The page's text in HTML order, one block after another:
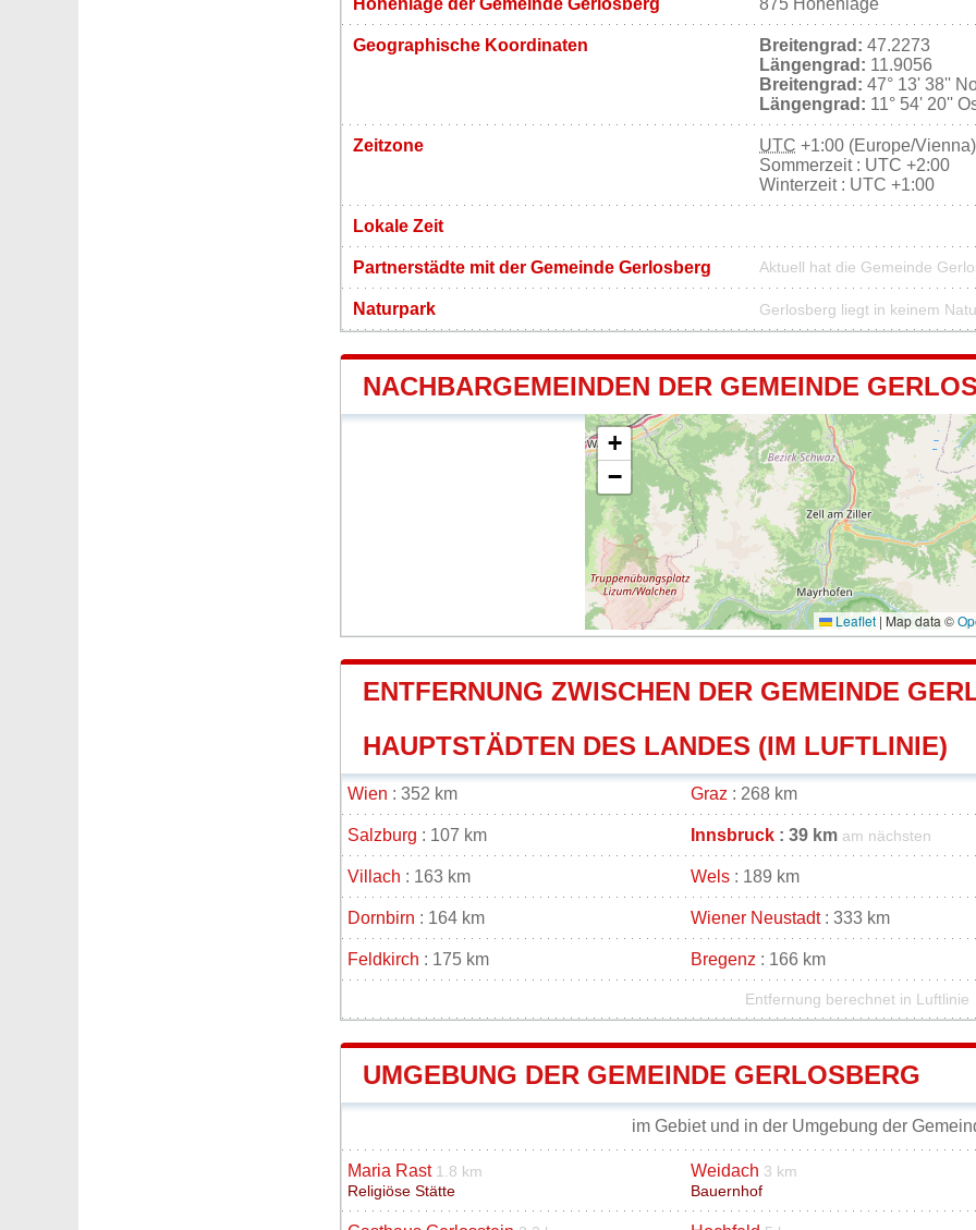
Höhenlage der Gemeinde Gerlosberg 875 Höhenlage
Geographische Koordinaten Breitengrad: 47.2273
Längengrad: 11.9056
Breitengrad: 47° 13' 38''
Längengrad: 11° 54' 20''
Zeitzone UTC +1:00 (Europe/Vienna)
Sommerzeit : UTC +2:00
Winterzeit : UTC +1:00
Lokale Zeit
Partnerstädte mit der Gemeinde Gerlosberg Aktuell hat die Gemeinde
Naturpark Gerlosberg liegt in keinem
NACHBARGEMEINDEN DER GEMEINDE
+
−
Leaflet | Map data ©
ENTFERNUNG ZWISCHEN DER GEMEINDE
HAUPTSTÄDTEN DES LANDES (IM LUFTLINIE)
Wien : 352 km Graz : 268 km
Salzburg : 107 km Innsbruck : 39 km am nächsten
Villach : 163 km Wels : 189 km
Dornbirn : 164 km Wiener Neustadt: 333 km
Feldkirch : 175 km Bregenz : 166 km
Entfernung berechnet in Luftlinie
UMGEBUNG DER GEMEINDE GERLOSBERG
im Gebiet und in der Umgebung der
Maria Rast 1.8 km
Religiöse Stätte
Weidach 3 km
Bauernhof